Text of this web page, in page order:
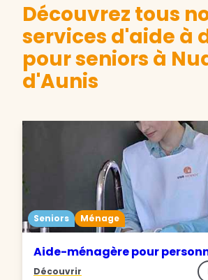
Découvrez tous
services d'aide à
pour seniors à
d'Aunis
Seniors Ménage
Aide-ménagère pour
Découvrir